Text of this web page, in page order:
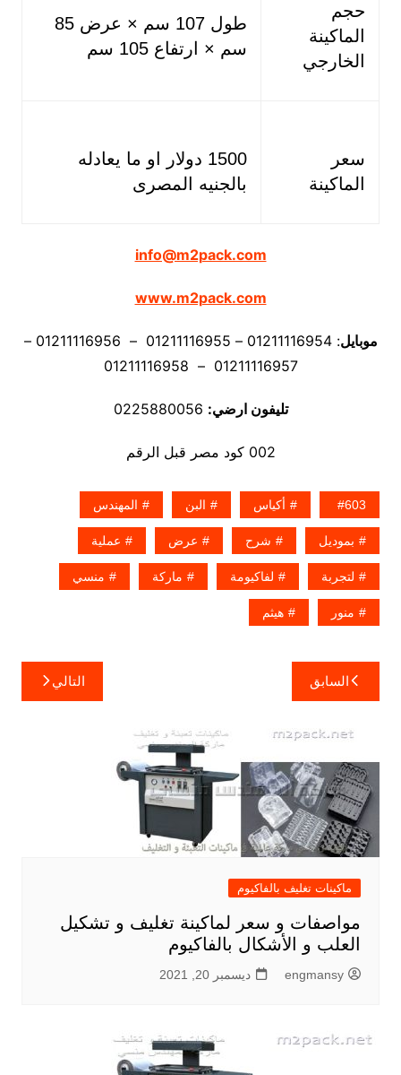
حجم
الماكينة
الخارجي
طول 107 سم × عرض 85
سم × ارتفاع 105 سم
سعر
الماكينة
1500 دولار او ما يعادله
بالجنيه المصرى
info@m2pack.com
www.m2pack.com
موبايل
: 01211116954 – 01211116955 – 01211116956 –
01211116957 – 01211116958
تليفون ارضي:
002 كود مصر قبل الرقم
603 أكياس البن المهندس
بموديل شرح عرض عملية
لتجربة لفاكيومة ماركة منسي
منور هيثم
تصفّح
المقالات
السابق التالي
ماكينات تغليف بالفاكيوم
مواصفات و سعر لماكينة تغليف و تشكيل
العلب و الأشكال بالفاكيوم
engmansy ديسمبر 20, 2021